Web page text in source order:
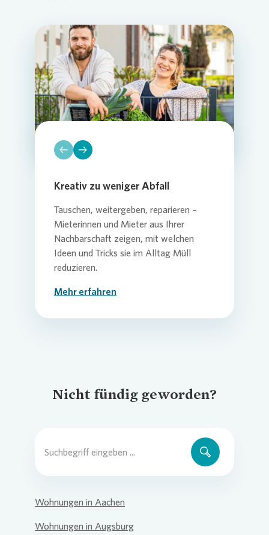
Loading...
Loading...
Loading...
Loading...
Loading...
Loading...
Loading...
Kreativ zu weniger Abfall
Tauschen, weitergeben, reparieren –
Mieterinnen und Mieter aus Ihrer
Nachbarschaft zeigen, mit welchen
Ideen und Tricks sie im Alltag Müll
reduzieren.
Mehr erfahren
Nicht fündig geworden?
Wohnungen in Aachen
Wohnungen in Augsburg